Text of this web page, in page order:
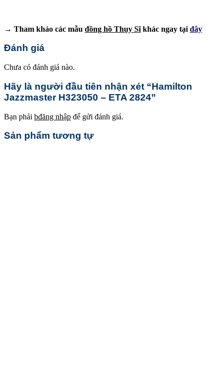
→ Tham khảo các mẫu đồng hồ Thụy Sĩkhác ngay tại đây
Đánh giá
Chưa có đánh giá nào.
Hãy là người đầu tiên nhận xét “Hamilton
Jazzmaster H323050 – ETA 2824”
Bạn phải bđăng nhập để gửi đánh giá.
Sản phẩm tương tự